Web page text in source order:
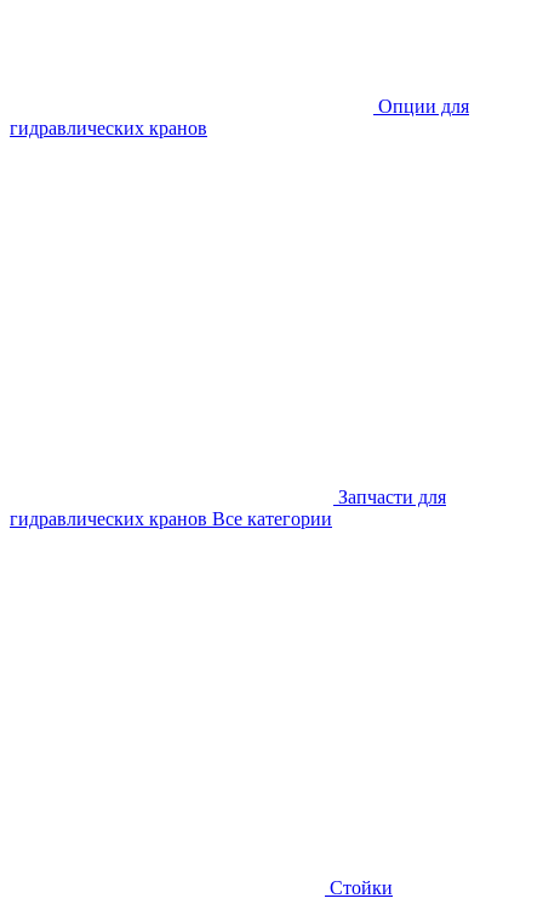
Опции для
гидравлических кранов
Запчасти для
гидравлических кранов Все категории
Стойки